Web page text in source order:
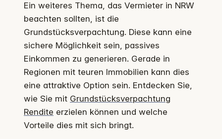
Ein weiteres Thema, das Vermieter in NRW
beachten sollten, ist die
Grundstücksverpachtung. Diese kann eine
sichere Möglichkeit sein, passives
Einkommen zu generieren. Gerade in
Regionen mit teuren Immobilien kann dies
eine attraktive Option sein. Entdecken Sie,
wie Sie mit Grundstücksverpachtung
Rendite erzielen können und welche
Vorteile dies mit sich bringt.